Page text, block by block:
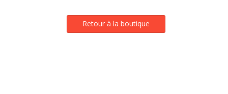
Retour à la boutique